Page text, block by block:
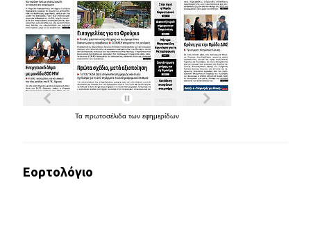
Τα πρωτοσέλιδα των εφημερίδων
Εορτολόγιο